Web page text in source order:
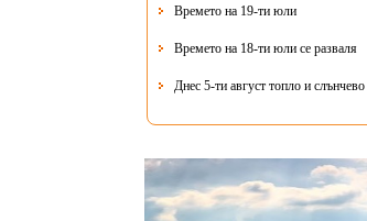
Времето на 19-ти юли
Времето на 18-ти юли се разваля
Днес 5-ти август топло и слънчево